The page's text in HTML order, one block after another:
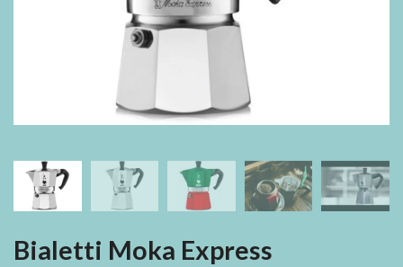
Bialetti Moka Express